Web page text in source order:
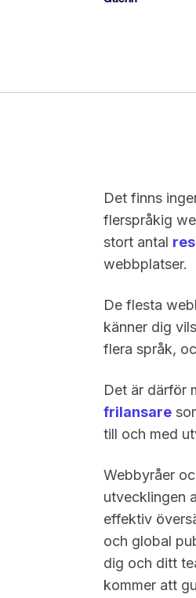
Det finns
flerspråkig
stort antal
webbplatser.
De flesta
känner dig
flera språk,
Det är därför
frilansare
till och med
Webbyråer
utvecklingen
effektiv
och global
dig och ditt
kommer att